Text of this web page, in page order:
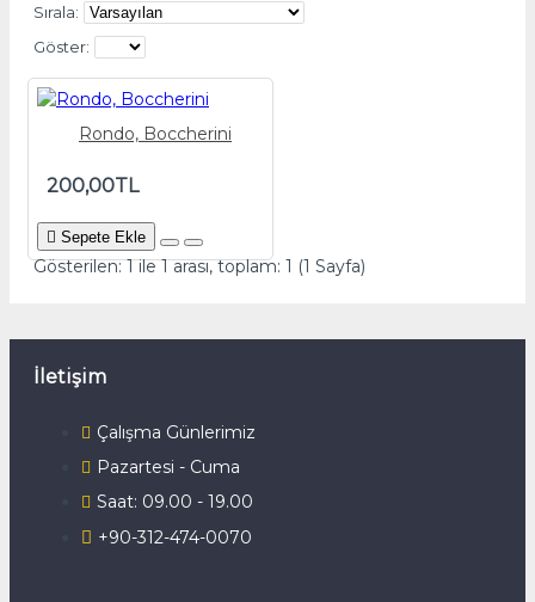
Sırala:
Göster:
Rondo, Boccherini
200,00TL
Sepete Ekle
Gösterilen: 1 ile 1 arası, toplam: 1 (1 Sayfa)
İletişim
Çalışma Günlerimiz
Pazartesi - Cuma
Saat: 09.00 - 19.00
+90-312-474-0070